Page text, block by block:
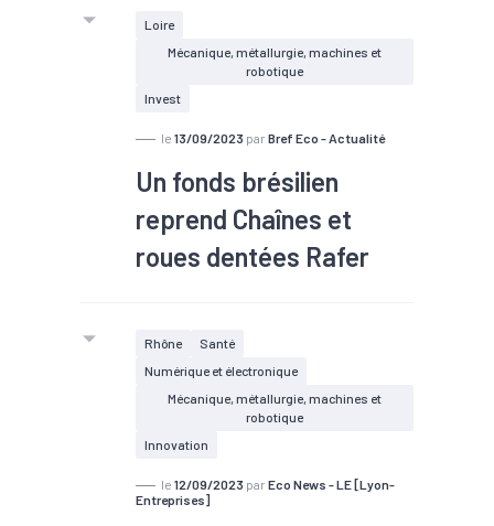
Loire
Mécanique, métallurgie, machines et
robotique
Invest
le 13/09/2023 par Bref Eco - Actualité
Un fonds brésilien
reprend Chaînes et
roues dentées Rafer
Rhône
Santé
Numérique et électronique
Mécanique, métallurgie, machines et
robotique
Innovation
le 12/09/2023 par Eco News - LE [Lyon-
Entreprises]